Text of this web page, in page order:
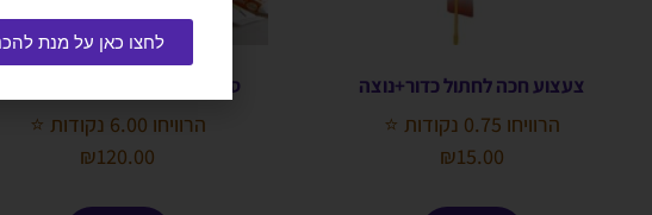
צעצוע חכה לחתול כדור+נוצה
הרוויחו 0.75 נקודות ⭐
₪15.00
סולפרם לחתול עד 4 קילו 1 יחידה
הרוויחו 6.00 נקודות ⭐
₪120.00
לחצו כאן על מנת